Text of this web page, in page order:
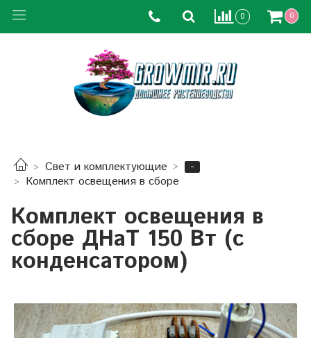
0 0
Свет и комплектующие
-
Комплект освещения в сборе
Комплект освещения в
сборе ДНаТ 150 Вт (с
конденсатором)